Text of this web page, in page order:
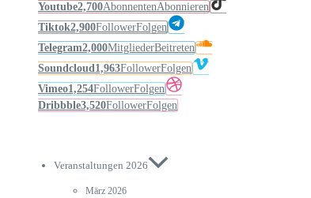
Youtube2,700AbonnentenAbonnieren
Tiktok2,900FollowerFolgen
Telegram2,000MitgliederBeitreten
Soundcloud1,963FollowerFolgen
Vimeo1,254FollowerFolgen
Dribbble3,520FollowerFolgen
Veranstaltungen 2026
März 2026